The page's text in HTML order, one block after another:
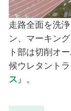
走路全面を洗
ン、マーキン
ト部は切削オ
候ウレタント
ス』。